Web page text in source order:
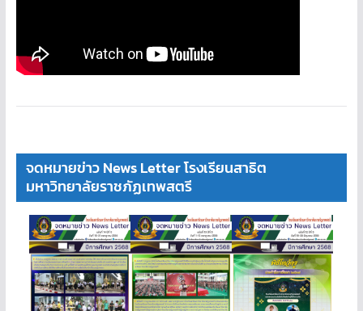
จดหมายข่าว News Letter โรงเรียนสาธิต
มหาวิทยาลัยราชภัฏเทพสตรี